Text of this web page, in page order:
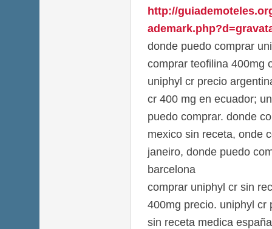
http://
donde puedo comprar
comprar teofilina 400mg
uniphyl cr precio
cr 400 mg en ecuador;
puedo comprar. donde
mexico sin receta, onde
janeiro, donde puedo
barcelona
comprar uniphyl cr sin
400mg precio. uniphyl cr
sin receta medica